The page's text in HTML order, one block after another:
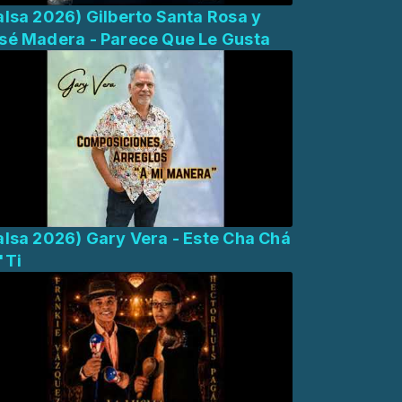
2026) Gilberto Santa Rosa y
Madera - Parece Que Le Gusta
2026) Gary Vera - Este Cha Chá